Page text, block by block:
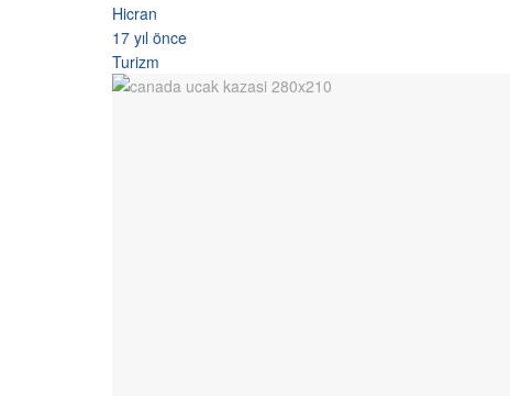
Hicran
17 yıl önce
Turizm